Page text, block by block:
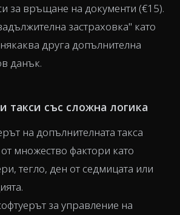
за връщане на документи (€15).
застраховка" като
друга допълнителна
данък.
такси със сложна логика
на допълнителната такса
множество фактори като
тегло, ден от седмицата или
за управление на